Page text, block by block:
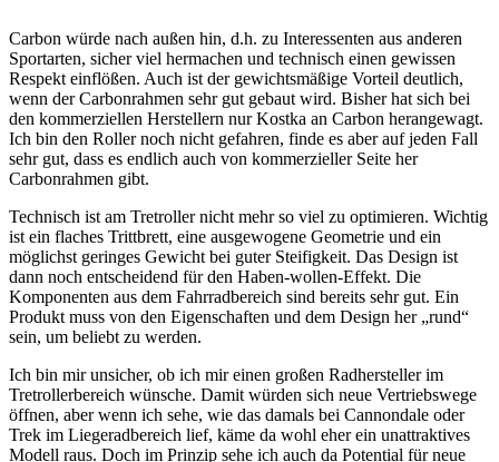
Carbon würde nach außen hin, d.h. zu Interessenten aus anderen
Sportarten, sicher viel hermachen und technisch einen gewissen
Respekt einflößen. Auch ist der gewichtsmäßige Vorteil deutlich,
wenn der Carbonrahmen sehr gut gebaut wird. Bisher hat sich bei
den kommerziellen Herstellern nur Kostka an Carbon herangewagt.
Ich bin den Roller noch nicht gefahren, finde es aber auf jeden Fall
sehr gut, dass es endlich auch von kommerzieller Seite her
Carbonrahmen gibt.
Technisch ist am Tretroller nicht mehr so viel zu optimieren. Wichtig
ist ein flaches Trittbrett, eine ausgewogene Geometrie und ein
möglichst geringes Gewicht bei guter Steifigkeit. Das Design ist
dann noch entscheidend für den Haben-wollen-Effekt. Die
Komponenten aus dem Fahrradbereich sind bereits sehr gut. Ein
Produkt muss von den Eigenschaften und dem Design her „rund“
sein, um beliebt zu werden.
Ich bin mir unsicher, ob ich mir einen großen Radhersteller im
Tretrollerbereich wünsche. Damit würden sich neue Vertriebswege
öffnen, aber wenn ich sehe, wie das damals bei Cannondale oder
Trek im Liegeradbereich lief, käme da wohl eher ein unattraktives
Modell raus. Doch im Prinzip sehe ich auch da Potential für neue